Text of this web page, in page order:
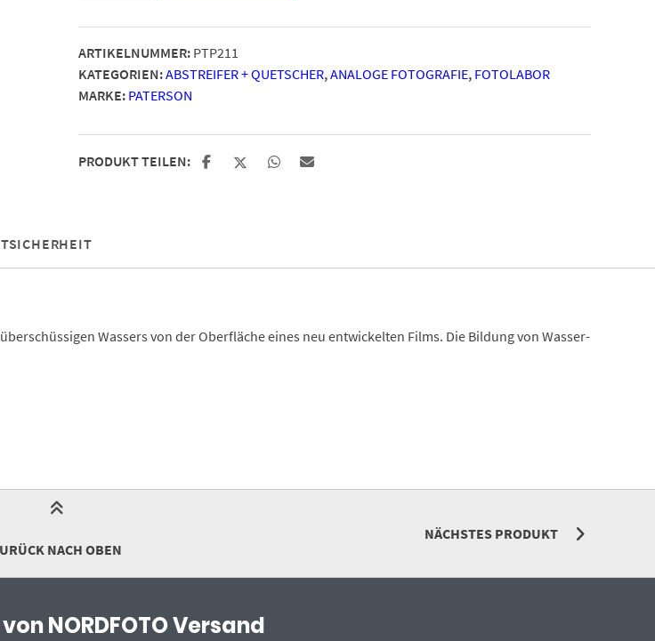
ARTIKELNUMMER: PTP211
KATEGORIEN:ABSTREIFER + QUETSCHER,ANALOGE FOTOGRAFIE, FOTOLABOR
MARKE: PATERSON
PRODUKT TEILEN:
Wassers von der Oberfläche eines neu entwickelten Films. Die Bildung von Wasser-
NÄCHSTES PRODUKT
NACH OBEN
NORDFOTO Versand